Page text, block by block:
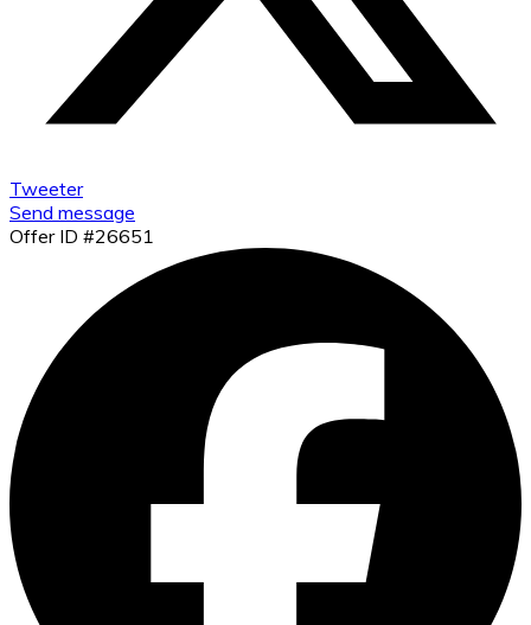
Tweeter
Send message
Offer ID #26651